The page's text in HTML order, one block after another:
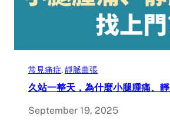
常見痛症, 靜脈曲張
久站一整天，為什麼小腿腫痛、
September 19, 2025